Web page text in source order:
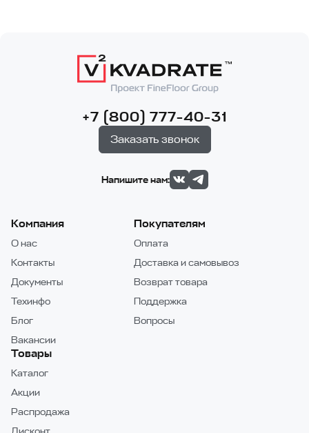
+7 (800) 777-40-31
Заказать звонок
Напишите нам:
Компания
О нас
Контакты
Документы
Техинфо
Блог
Вакансии
Покупателям
Оплата
Доставка и самовывоз
Возврат товара
Поддержка
Вопросы
Товары
Каталог
Акции
Распродажа